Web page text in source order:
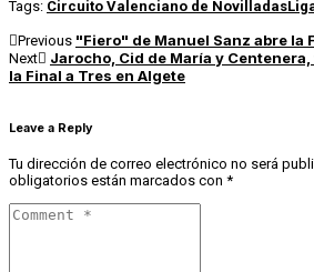
Tags: Circuito Valenciano de Novilladas
Previous "Fiero" de Manuel Sanz abre la
Next
Jarocho, Cid de María y
la Final a Tres en Algete
Leave a Reply
Tu dirección de correo electrónico no será
obligatorios están marcados con *